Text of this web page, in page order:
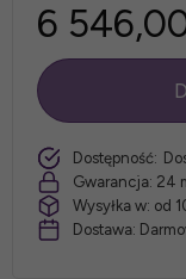
6
szt.
Dostępność:
Gwarancja: 24
Wysyłka w: od
Dostawa: